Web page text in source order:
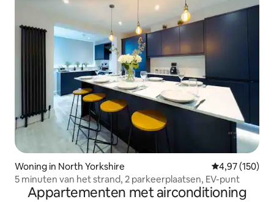
Woning in North Yorkshire Gemiddelde
4,97 (150)
5 minuten van het strand, 2 parkeerplaatsen, EV-punt
Appartementen met airconditioning